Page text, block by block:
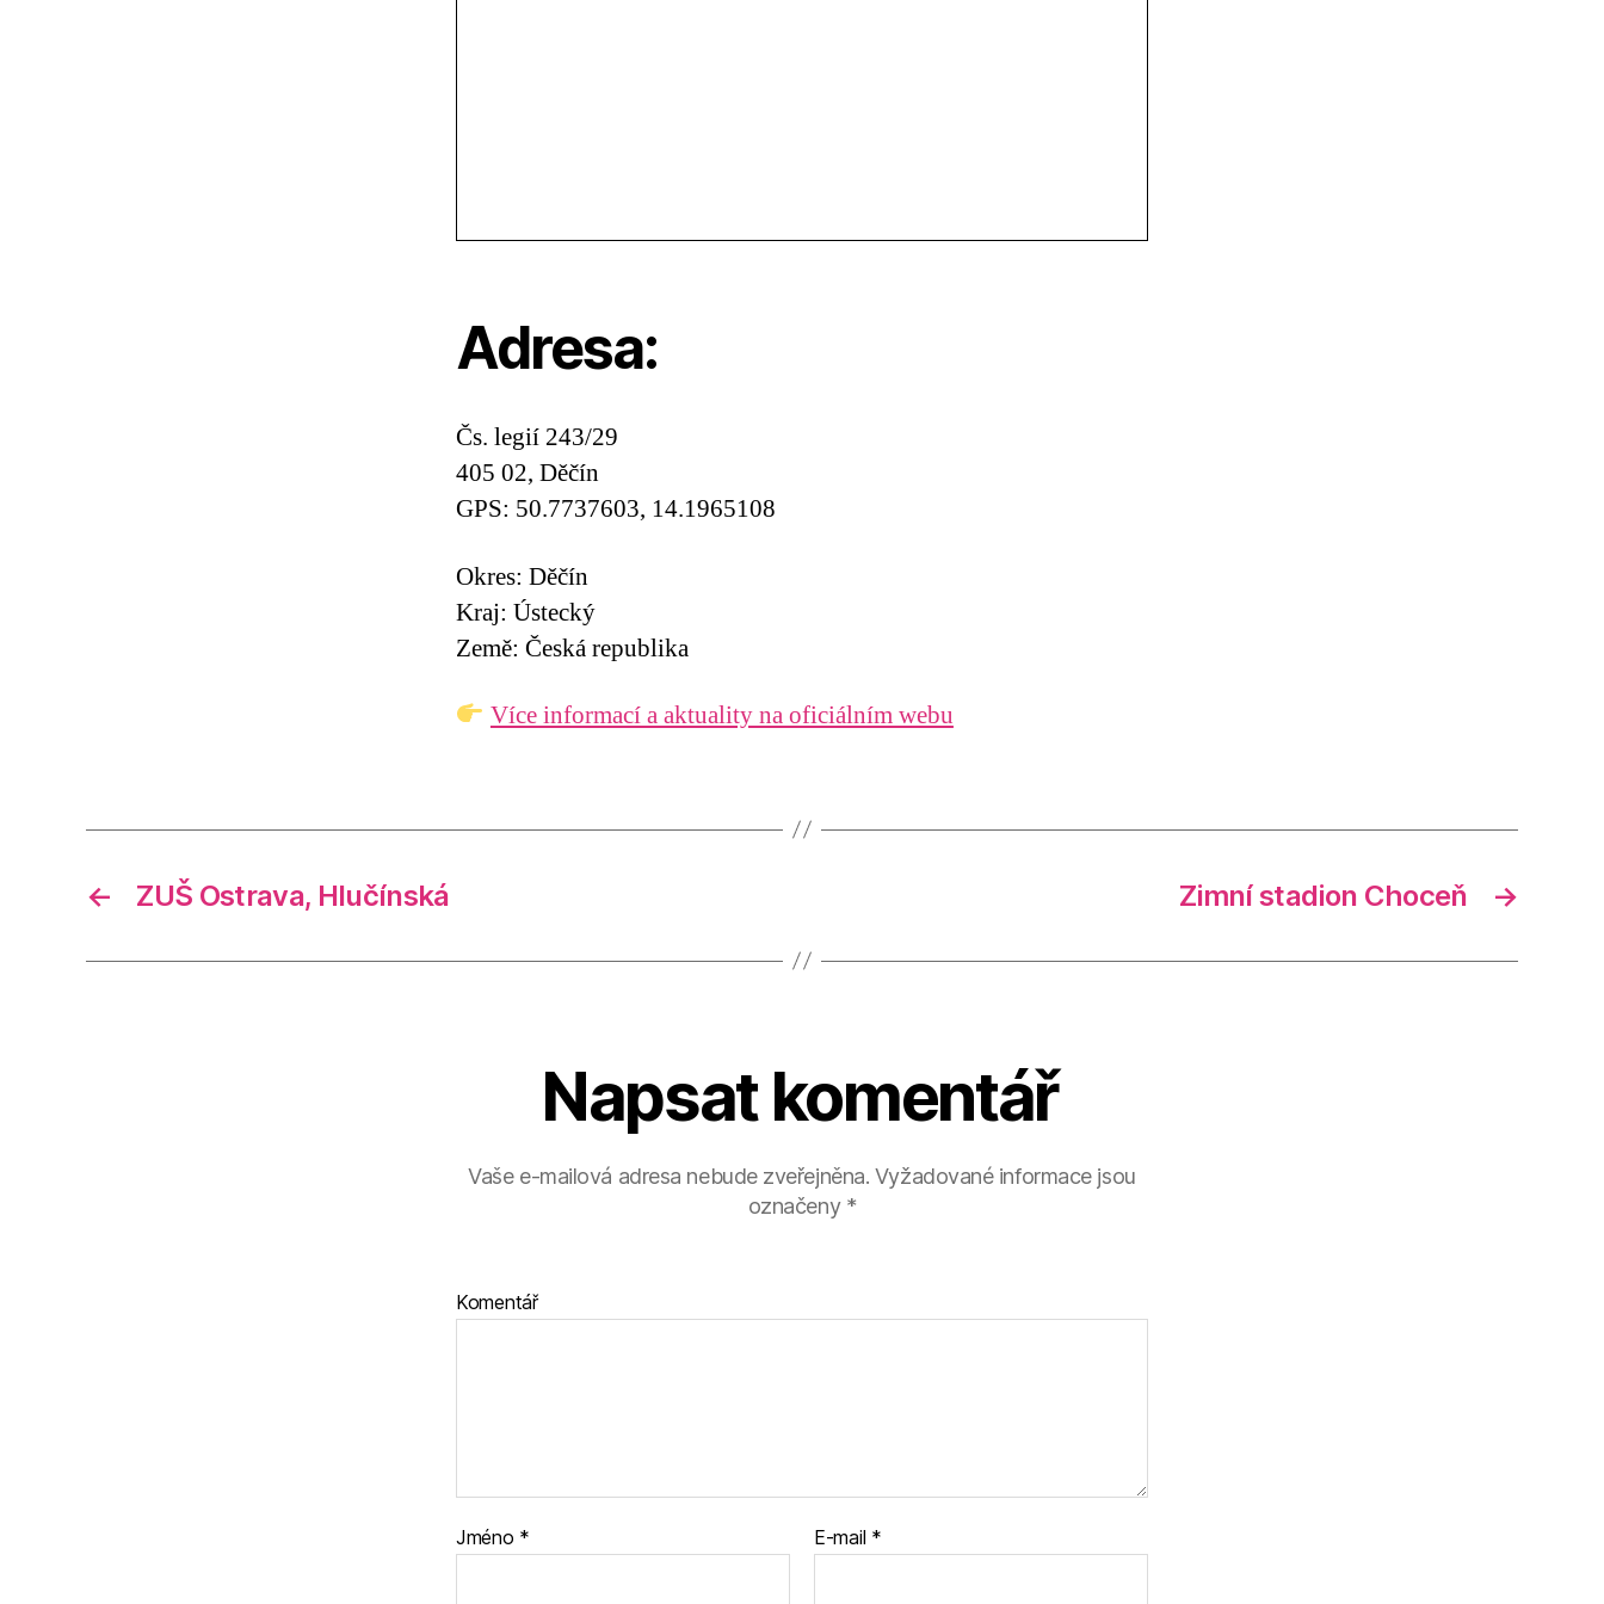
Adresa:
Čs. legií 243/29
405 02, Děčín
GPS: 50.7737603, 14.1965108
Okres: Děčín
Kraj: Ústecký
Země: Česká republika
Více informací a aktuality na oficiálním webu
← ZUŠ Ostrava, Hlučínská →
Zimní stadion Choceň
Napsat komentář
Vaše e-mailová adresa nebude zveřejněna. Vyžadované informace jsou
označeny *
Komentář
Jméno * E-mail *